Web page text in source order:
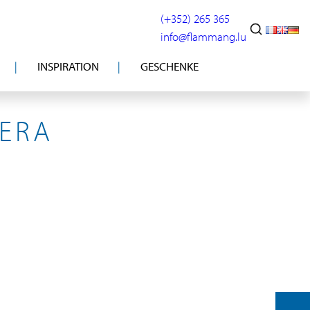
(+352) 265 365
info@flammang.lu
INSPIRATION GESCHENKE